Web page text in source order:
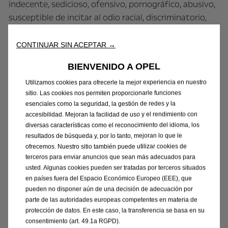
indecente, sedicioso, ofensivo, pornográfico, abusivo,
susceptible de incitar al odio racial, discriminatorio,
quebrantamiento de la confianza, vulneración de la
inconveniencia; o
(b) para los cuales no ha obtenido todas las licencias y
/ o aprobaciones necesarias; o
(c) que constituya o fomente una conducta que se
consideraría un delito, daría lugar a responsabilidad
civil, o de otra manera sería contraria a la ley o
infringiría los derechos de cualquier tercero, en
cualquier país del mundo; o
(d) que sea técnicamente dañino (incluidos, entre
otros, virus informáticos, bombas lógicas, caballos de
Troya, gusanos, componentes dañinos, datos
corruptos u otro software malintencionado o datos
CONTINUAR SIN ACEPTAR →
BIENVENIDO A OPEL
Utilizamos cookies para ofrecerle la mejor experiencia en nuestro
sitio. Las cookies nos permiten proporcionarle funciones
esenciales como la seguridad, la gestión de redes y la
accesibilidad. Mejoran la facilidad de uso y el rendimiento con
diversas características como el reconocimiento del idioma, los
resultados de búsqueda y, por lo tanto, mejoran lo que le
ofrecemos. Nuestro sitio también puede utilizar cookies de
terceros para enviar anuncios que sean más adecuados para
usted. Algunas cookies pueden ser tratadas por terceros situados
en países fuera del Espacio Económico Europeo (EEE), que
pueden no disponer aún de una decisión de adecuación por
parte de las autoridades europeas competentes en materia de
protección de datos. En este caso, la transferencia se basa en su
consentimiento (art. 49.1a RGPD).